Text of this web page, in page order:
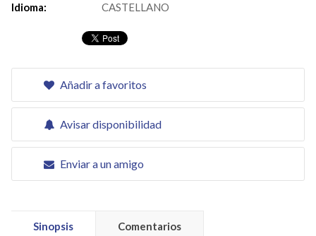
Idioma:
CASTELLANO
Añadir a favoritos
Avisar disponibilidad
Enviar a un amigo
Sinopsis Comentarios